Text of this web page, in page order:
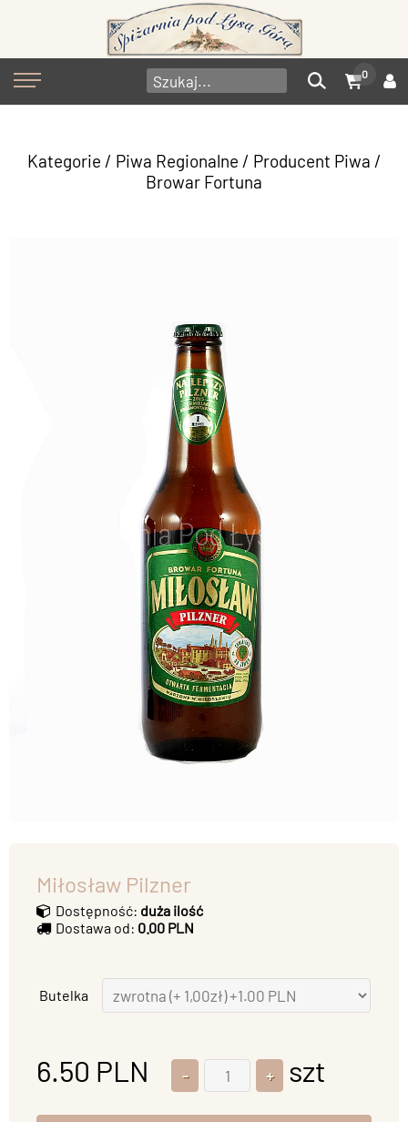
0
Kategorie / Piwa Regionalne / Producent Piwa /
Browar Fortuna
Miłosław Pilzner
Dostępność: duża ilość
Dostawa od: 0.00 PLN
Butelka
6.50 PLN szt